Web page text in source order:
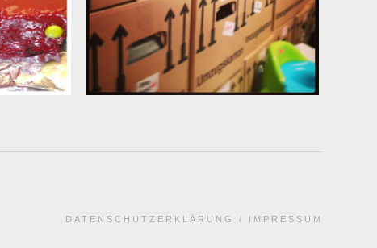
DATENSCHUTZERKLÄRUNG
IMPRESSUM